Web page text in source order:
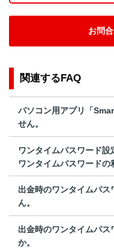
お問
関連するFAQ
パソコン用アプリ「
せん。
ワンタイムパスワード設
ワンタイムパスワードの
出金時のワンタイムパ
ん。
出金時のワンタイムパ
か。